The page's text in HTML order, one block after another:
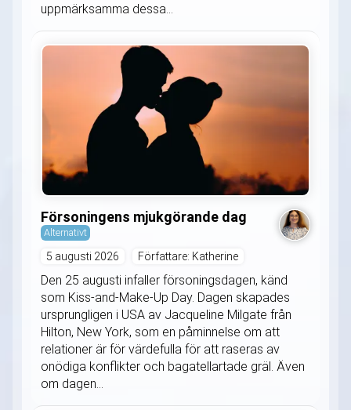
uppmärksamma dessa...
Försoningens mjukgörande dag
Alternativt
5 augusti 2026 Författare: Katherine
Den 25 augusti infaller försoningsdagen, känd
som Kiss-and-Make-Up Day. Dagen skapades
ursprungligen i USA av Jacqueline Milgate från
Hilton, New York, som en påminnelse om att
relationer är för värdefulla för att raseras av
onödiga konflikter och bagatellartade gräl. Även
om dagen...